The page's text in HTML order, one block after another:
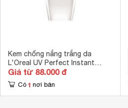
Kem chống nắng trắng da
L'Oreal UV Perfect Instant
White SPF50 PA+++ 30ml
Giá từ 88.000 đ
Có 1 nơi bán